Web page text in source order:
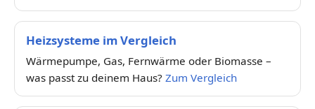
Heizsysteme im Vergleich
Wärmepumpe, Gas, Fernwärme oder Biomasse –
was passt zu deinem Haus? Zum Vergleich